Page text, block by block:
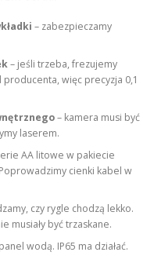
– zabezpieczamy
– jeśli trzeba, frezujemy
więc precyzja 0,1
– kamera musi być
laserem.
AA litowe w pakiecie
cienki kabel w
czy rygle chodzą lekko.
musiały być trzaskane.
wodą. IP65 ma działać.